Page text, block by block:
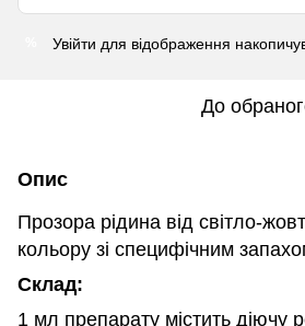
Увійти для відображення
До
Опис
Прозора рідина від світло-
кольору зі специфічним
Склад:
1 мл препарату містить діючу